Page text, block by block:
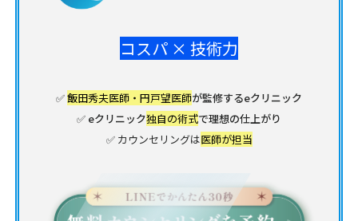
コスパ × 技術力
✅飯田秀夫医師・円戸望医師が監修するeクリニック
✅ eクリニック独自の術式で理想の仕上がり
✅ カウンセリングは医師が担当